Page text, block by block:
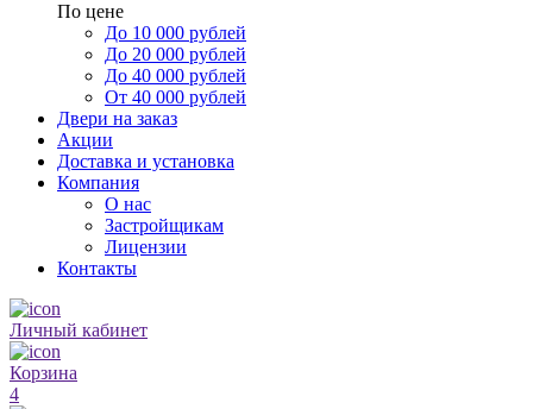
По цене
До 10 000 рублей
До 20 000 рублей
До 40 000 рублей
От 40 000 рублей
Двери на заказ
Акции
Доставка и установка
Компания
О нас
Застройщикам
Лицензии
Контакты
Личный кабинет
Корзина
4